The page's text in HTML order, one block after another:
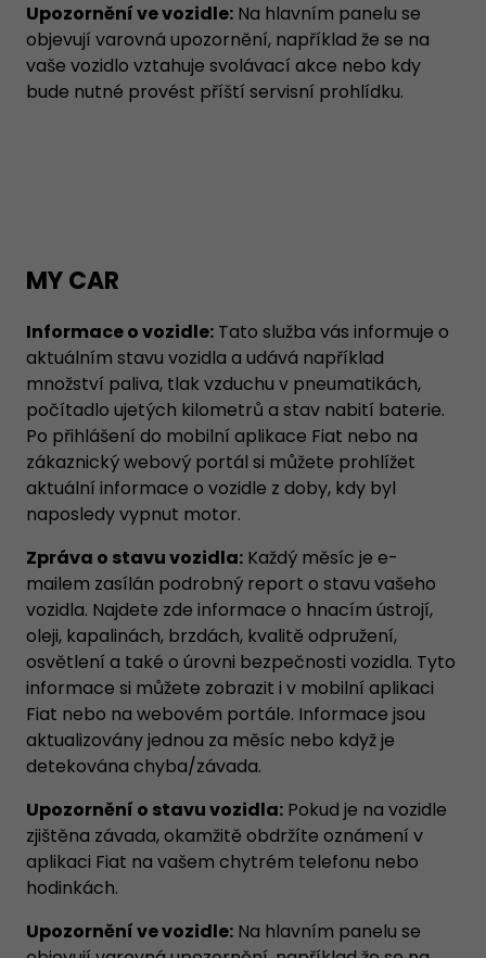
Upozornění ve vozidle: Na hlavním panelu se
objevují varovná upozornění, například že se na
vaše vozidlo vztahuje svolávací akce nebo kdy
bude nutné provést příští servisní prohlídku.
MY CAR
Informace o vozidle: Tato služba vás informuje o
aktuálním stavu vozidla a udává například
množství paliva, tlak vzduchu v pneumatikách,
počítadlo ujetých kilometrů a stav nabití baterie.
Po přihlášení do mobilní aplikace Fiat nebo na
zákaznický webový portál si můžete prohlížet
aktuální informace o vozidle z doby, kdy byl
naposledy vypnut motor.
Zpráva o stavu vozidla: Každý měsíc je e-
mailem zasílán podrobný report o stavu vašeho
vozidla. Najdete zde informace o hnacím ústrojí,
oleji, kapalinách, brzdách, kvalitě odpružení,
osvětlení a také o úrovni bezpečnosti vozidla. Tyto
informace si můžete zobrazit i v mobilní aplikaci
Fiat nebo na webovém portále. Informace jsou
aktualizovány jednou za měsíc nebo když je
detekována chyba/závada.
Upozornění o stavu vozidla: Pokud je na vozidle
zjištěna závada, okamžitě obdržíte oznámení v
aplikaci Fiat na vašem chytrém telefonu nebo
hodinkách.
Upozornění ve vozidle: Na hlavním panelu se